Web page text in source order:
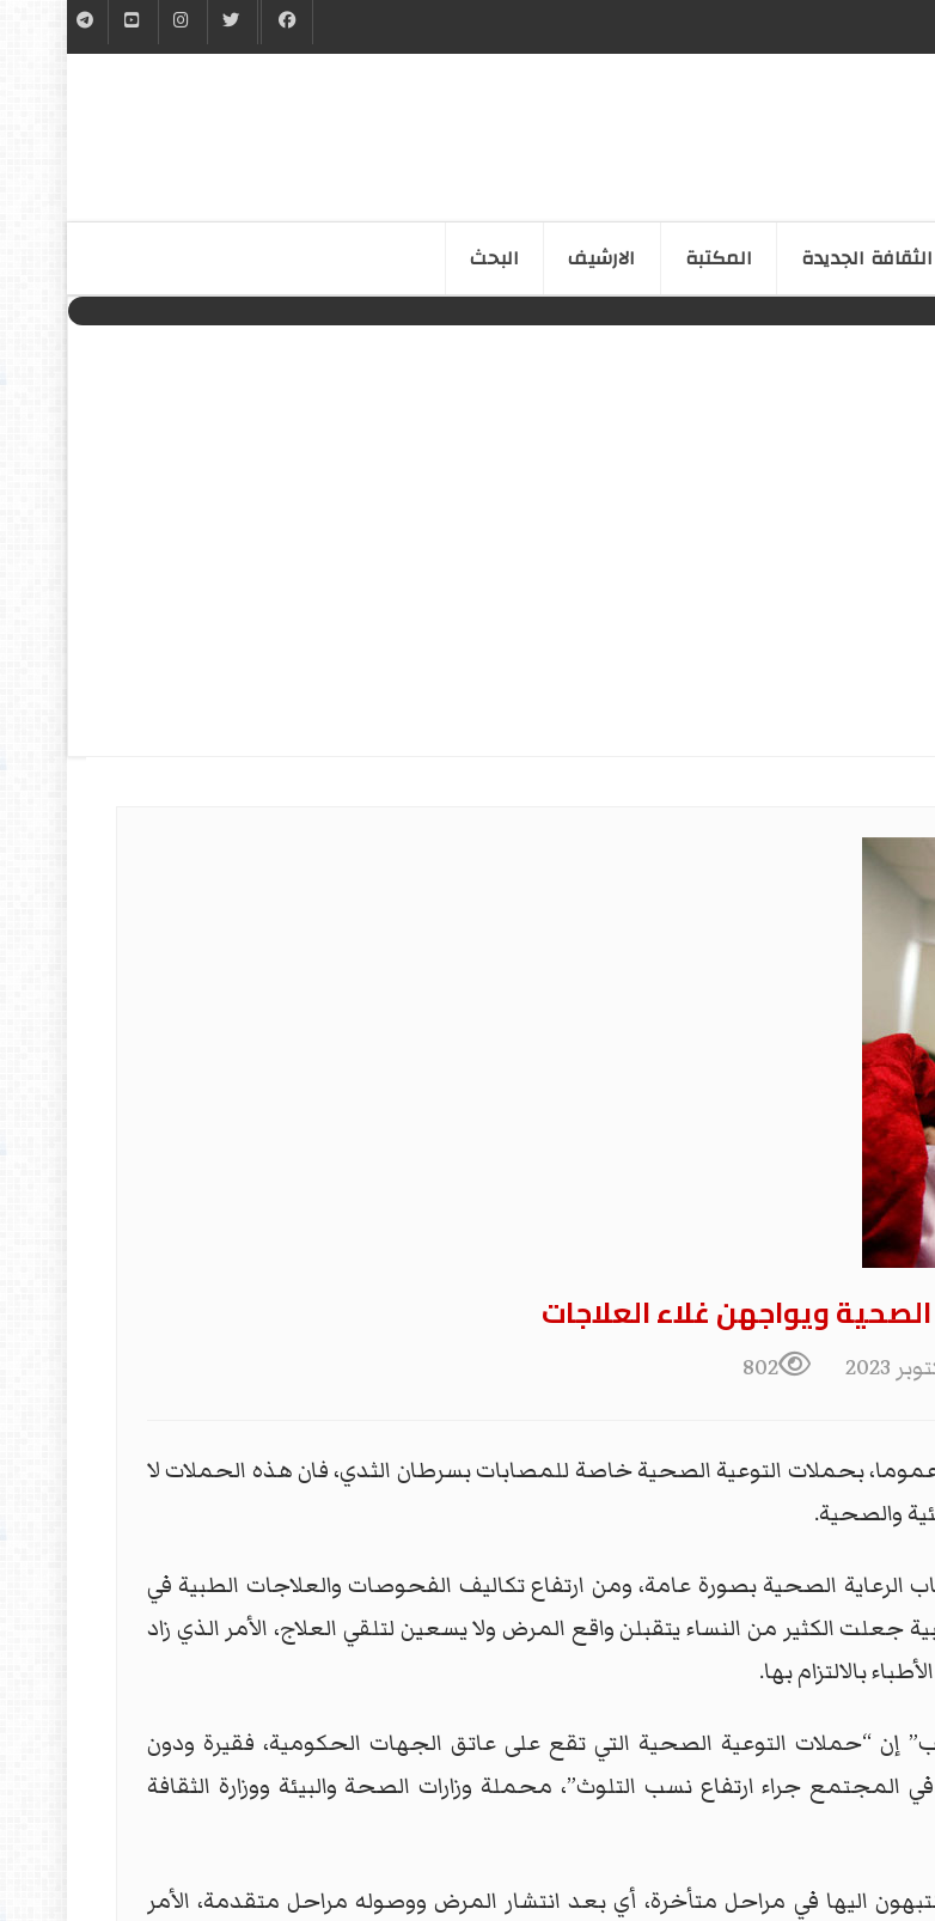
الثقافة الجدیدة المكتبة الارشیف البحث
ويواجهن غلاء العلاجات
802
بحملات التوعية الصحية خاصة للمصابات بسرطان الثدي، فان هذه الحملات لا
والصحية.
الرعاية الصحية بصورة عامة، ومن ارتفاع تكاليف الفحوصات والعلاجات الطبية في
الكثير من النساء يتقبلن واقع المرض ولا يسعين لتلقي العلاج، الأمر الذي زاد
بالالتزام بها.
“حملات التوعية الصحية التي تقع على عاتق الجهات الحكومية، فقيرة ودون
جراء ارتفاع نسب التلوث”، محملة وزارات الصحة والبيئة ووزارة الثقافة
اليها في مراحل متأخرة، أي بعد انتشار المرض ووصوله مراحل متقدمة، الأمر